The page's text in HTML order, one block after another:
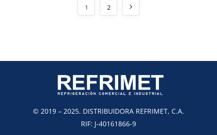
1 2
© 2019 – 2025. DISTRIBUIDORA REFRIMET, C.A.
RIF: J-40161866-9